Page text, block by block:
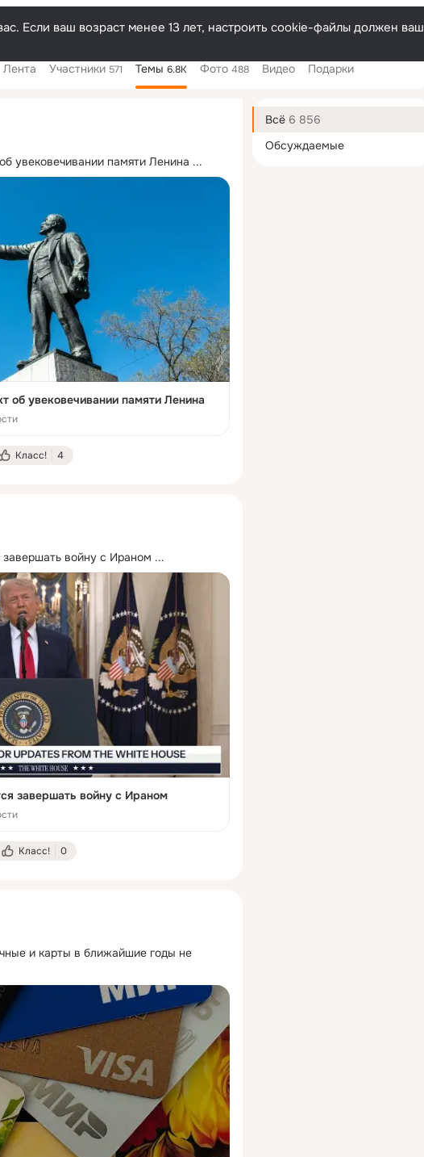
Если ваш возраст менее 13 лет, настроить cookie-файлы должен ваш
Лента Участники 571 Темы 6.8K Фото 488 Видео Подарки
увековечивании памяти Ленина ...
об увековечивании памяти Ленина
Класс! 4
завершать войну с Ираном ...
завершать войну с Ираном
Класс! 0
и карты в ближайшие годы не
Дополнительная
колонка
Всё 6 856
Обсуждаемые